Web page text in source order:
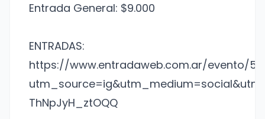
Entrada General: $9.000
ENTRADAS:
https://www.entradaweb.com.ar/evento/
ThNpJyH_ztOQQ